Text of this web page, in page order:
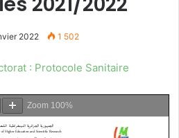
2022 1 502
: Protocole Sanitaire
Zoom 100%